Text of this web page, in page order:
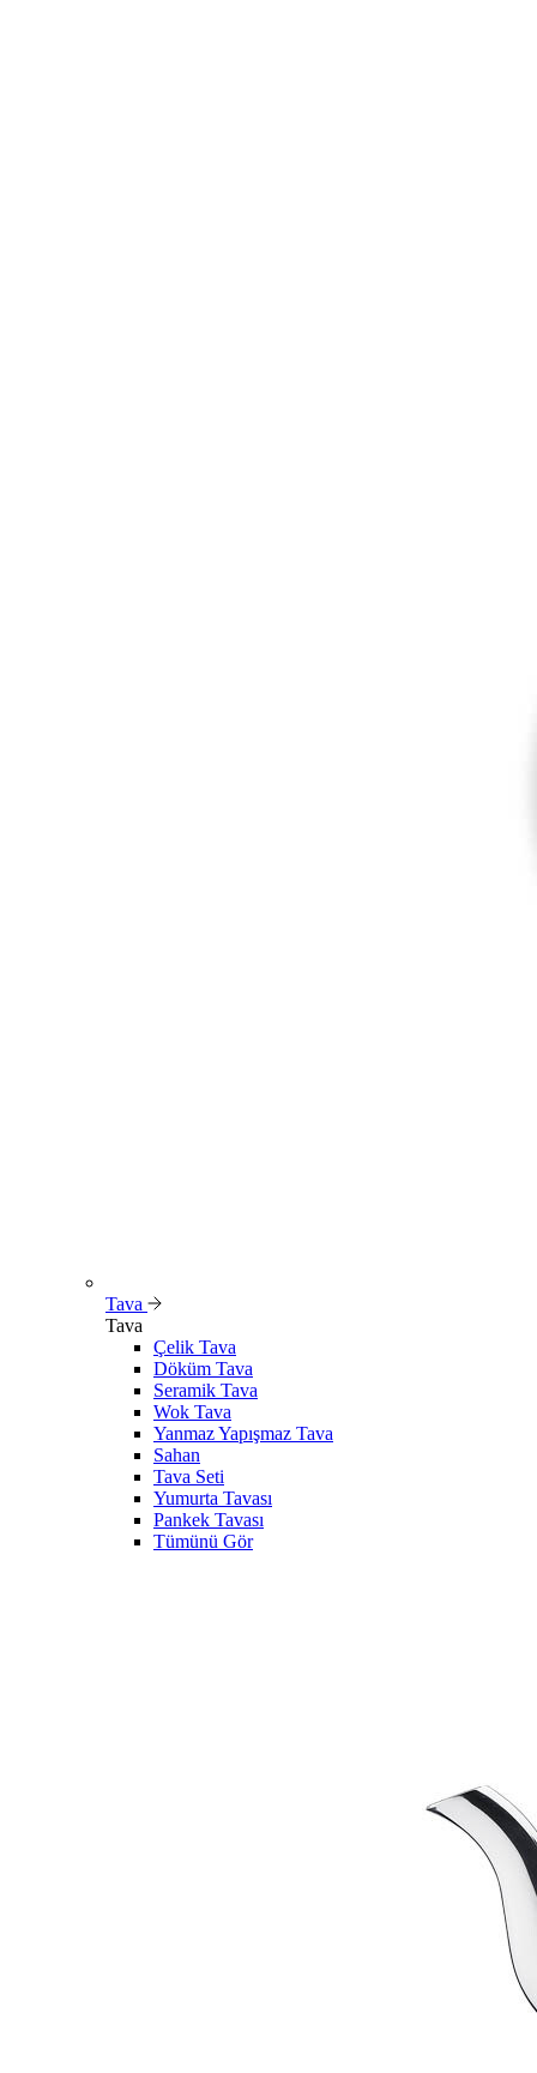
Tava
Tava
Çelik Tava
Döküm Tava
Seramik Tava
Wok Tava
Yanmaz Yapışmaz Tava
Sahan
Tava Seti
Yumurta Tavası
Pankek Tavası
Tümünü Gör